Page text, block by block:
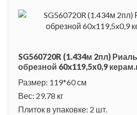
SG560720R (1.434м 2пл)
обрезной 60x119,5x0,9
Размер: 119*60 см
Вес: 29.78 кг
Плиток в упаковке: 2 шт.